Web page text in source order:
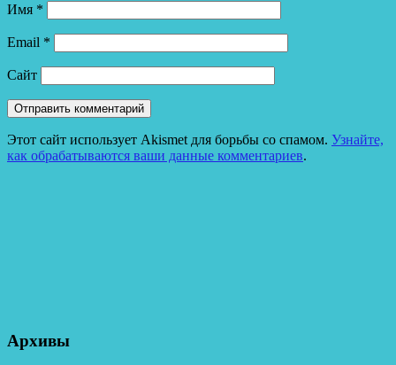
Имя *
Email *
Сайт
Этот сайт использует Akismet для борьбы со спамом. Узнайте,
как обрабатываются ваши данные комментариев.
Архивы